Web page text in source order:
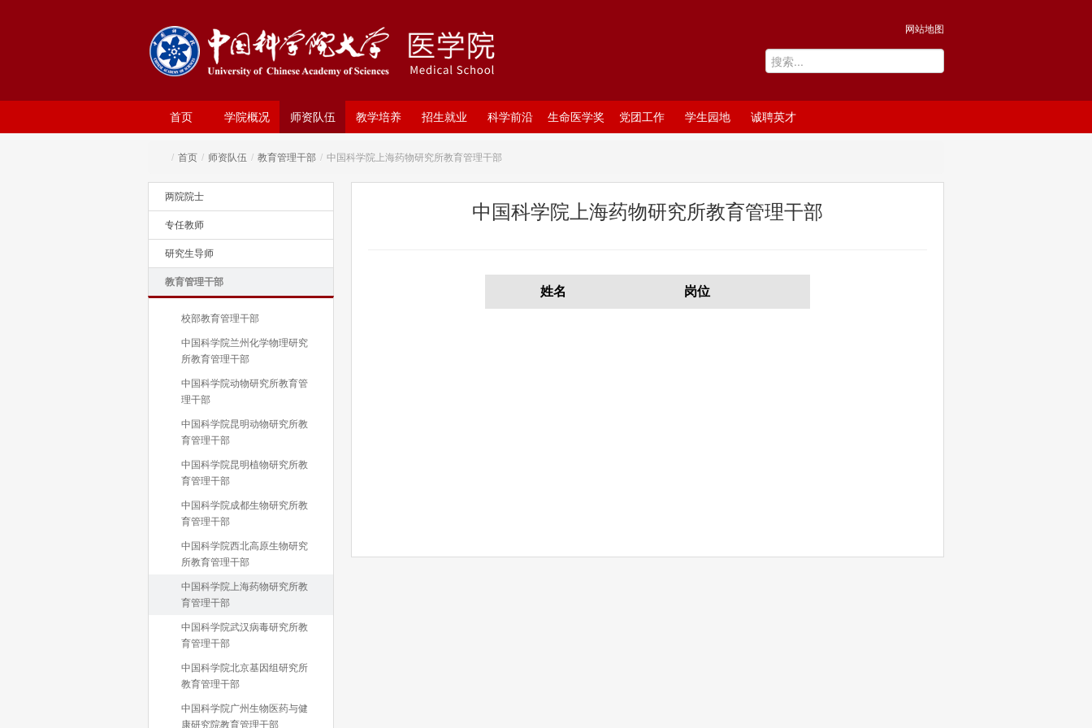
网站地图
首页 学院概况 师资队伍 教学培养 招生就业 科学前沿 生命医学奖 党团工作 学生园地 诚聘英才
/ 首页 / 师资队伍 / 教育管理干部 / 中国科学院上海药物研究所教育管理干部
两院院士
专任教师
研究生导师
教育管理干部
校部教育管理干部
中国科学院兰州化学物理研究
所教育管理干部
中国科学院动物研究所教育管
理干部
中国科学院昆明动物研究所教
育管理干部
中国科学院昆明植物研究所教
育管理干部
中国科学院成都生物研究所教
育管理干部
中国科学院西北高原生物研究
所教育管理干部
中国科学院上海药物研究所教
育管理干部
中国科学院武汉病毒研究所教
育管理干部
中国科学院北京基因组研究所
教育管理干部
中国科学院广州生物医药与健
康研究院教育管理干部
中国科学院上海药物研究所教育管理干部
姓名 岗位